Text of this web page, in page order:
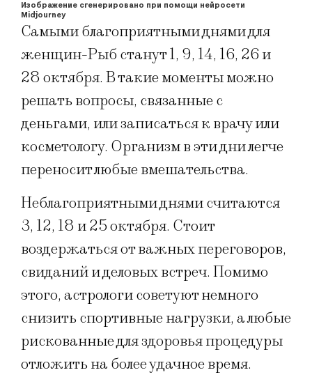
Изображение сгенерировано при помощи нейросети
Midjourney
Самыми благоприятными днями для
женщин-Рыб станут 1, 9, 14, 16, 26 и
28 октября. В такие моменты можно
решать вопросы, связанные с
деньгами, или записаться к врачу или
косметологу. Организм в эти дни легче
переносит любые вмешательства.
Неблагоприятными днями считаются
3, 12, 18 и 25 октября. Стоит
воздержаться от важных переговоров,
свиданий и деловых встреч. Помимо
этого, астрологи советуют немного
снизить спортивные нагрузки, а любые
рискованные для здоровья процедуры
отложить на более удачное время.